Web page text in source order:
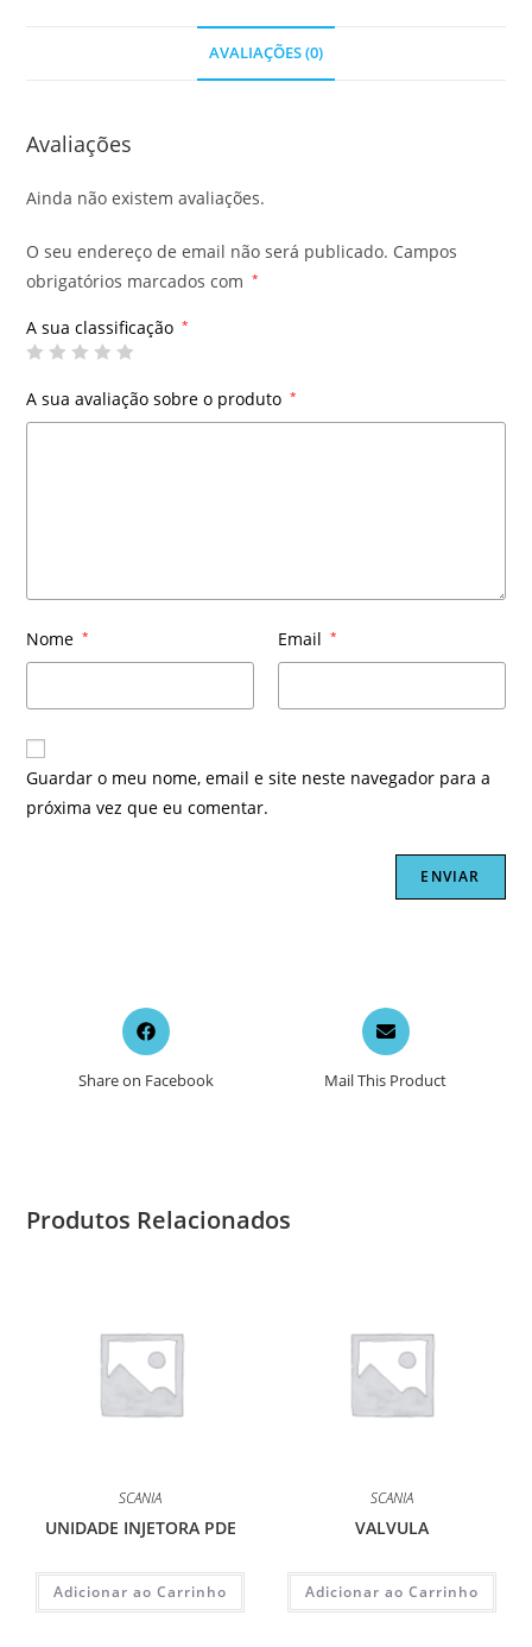
AVALIAÇÕES (0)
Avaliações
Ainda não existem avaliações.
O seu endereço de email não será publicado. Campos
obrigatórios marcados com
*
A sua classificação *
A sua avaliação sobre o produto *
Nome * Email *
Guardar o meu nome, email e site neste navegador para a
próxima vez que eu comentar.
Opens
in
new
Share on Facebook
Opens
in
a
new
Mail This Product
Produtos Relacionados
SCANIA
UNIDADE INJETORA PDE
Adicionar ao Carrinho
SCANIA
VALVULA
Adicionar ao Carrinho